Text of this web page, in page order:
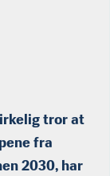
tror at
fra
2030, har